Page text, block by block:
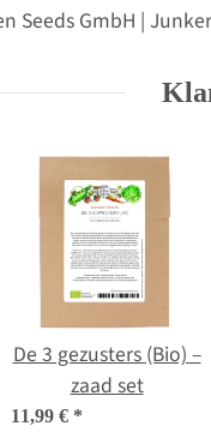
Seeds GmbH |
De 3 gezusters (Bio) –
zaad set
11,99 € *